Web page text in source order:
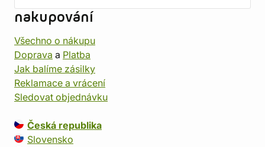
nakupování
Všechno o nákupu
Doprava a Platba
Jak balíme zásilky
Reklamace a vrácení
Sledovat objednávku
Česká republika
Slovensko